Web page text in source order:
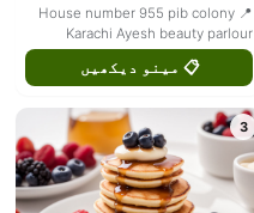
📍 House number 955 pib colony
Karachi Ayesh beauty parlour
📋 مینو دیکھیں
3